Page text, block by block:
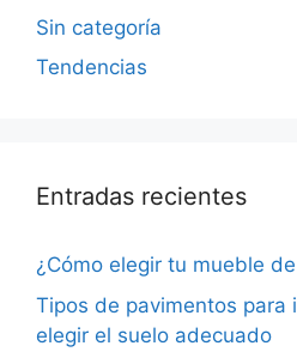
Sin categoría
Tendencias
Entradas recientes
¿Cómo elegir tu mueble
Tipos de pavimentos para
elegir el suelo adecuado